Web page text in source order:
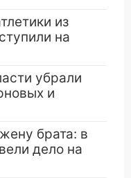
из
на
убрали
и
брата: в
дело на